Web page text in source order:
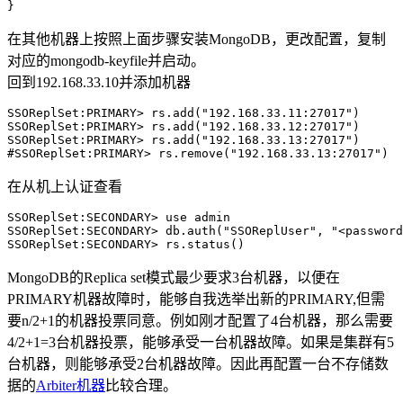
在其他机器上按照上面步骤安装MongoDB，更改配置，复制
对应的mongodb-keyfile并启动。
回到192.168.33.10并添加机器
SSOReplSet:PRIMARY> rs.add("192.168.33.11:27017")
SSOReplSet:PRIMARY> rs.add("192.168.33.12:27017")
SSOReplSet:PRIMARY> rs.add("192.168.33.13:27017")
在从机上认证查看
SSOReplSet:SECONDARY> use admin
SSOReplSet:SECONDARY> db.auth("SSOReplUser",
MongoDB的Replica set模式最少要求3台机器，以便在
PRIMARY机器故障时，能够自我选举出新的PRIMARY,但需
要n/2+1的机器投票同意。例如刚才配置了4台机器，那么需要
4/2+1=3台机器投票，能够承受一台机器故障。如果是集群有5
台机器，则能够承受2台机器故障。因此再配置一台不存储数
据的Arbiter机器比较合理。